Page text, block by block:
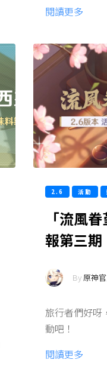
閱讀更多
2.6 活動
「流風
報第三期
By原神
旅行者們好呀
動吧！
閱讀更多